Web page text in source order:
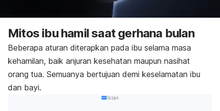
Mitos ibu hamil saat gerhana bulan
Beberapa aturan diterapkan pada ibu selama masa
kehamilan, baik anjuran kesehatan maupun nasihat
orang tua. Semuanya bertujuan demi keselamatan ibu
dan bayi.
Iklan